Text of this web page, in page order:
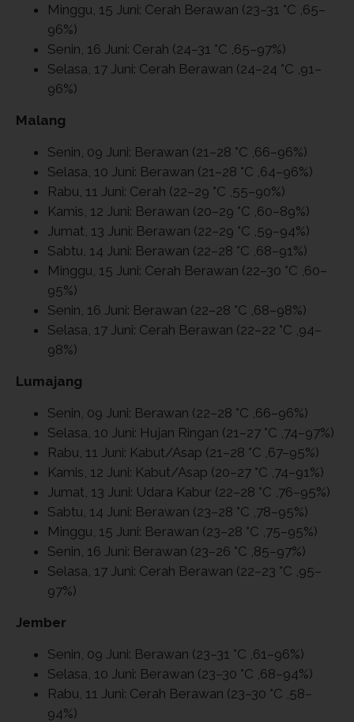
Minggu, 15 Juni: Cerah Berawan (23–31 °C ,65–
96%)
Senin, 16 Juni: Cerah (24–31 °C ,65–97%)
Selasa, 17 Juni: Cerah Berawan (24–24 °C ,91–
96%)
Malang
Senin, 09 Juni: Berawan (21–28 °C ,66–96%)
Selasa, 10 Juni: Berawan (21–28 °C ,64–96%)
Rabu, 11 Juni: Cerah (22–29 °C ,55–90%)
Kamis, 12 Juni: Berawan (20–29 °C ,60–89%)
Jumat, 13 Juni: Berawan (22–29 °C ,59–94%)
Sabtu, 14 Juni: Berawan (22–28 °C ,68–91%)
Minggu, 15 Juni: Cerah Berawan (22–30 °C ,60–
95%)
Senin, 16 Juni: Berawan (22–28 °C ,68–98%)
Selasa, 17 Juni: Cerah Berawan (22–22 °C ,94–
98%)
Lumajang
Senin, 09 Juni: Berawan (22–28 °C ,66–96%)
Selasa, 10 Juni: Hujan Ringan (21–27 °C ,74–97%)
Rabu, 11 Juni: Kabut/Asap (21–28 °C ,67–95%)
Kamis, 12 Juni: Kabut/Asap (20–27 °C ,74–91%)
Jumat, 13 Juni: Udara Kabur (22–28 °C ,76–95%)
Sabtu, 14 Juni: Berawan (23–28 °C ,78–95%)
Minggu, 15 Juni: Berawan (23–28 °C ,75–95%)
Senin, 16 Juni: Berawan (23–26 °C ,85–97%)
Selasa, 17 Juni: Cerah Berawan (22–23 °C ,95–
97%)
Jember
Senin, 09 Juni: Berawan (23–31 °C ,61–96%)
Selasa, 10 Juni: Berawan (23–30 °C ,68–94%)
Rabu, 11 Juni: Cerah Berawan (23–30 °C ,58–
94%)